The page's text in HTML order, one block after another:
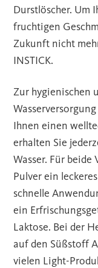
Durstlöscher. Um
fruchtigen
Zukunft nicht
INSTICK.
Zur hygienischen
Ihnen einen
erhalten Sie
Wasser. Für
Pulver ein
schnelle
ein
Laktose. Bei der
auf den Süßstoff
vielen Light-